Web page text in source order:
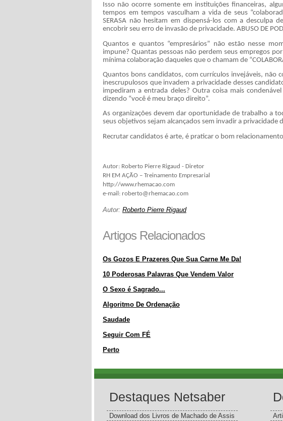
Isso não ocorre somente em instituições financeiras,
tempos em tempos vasculham a vida de seus
SERASA não hesitam em dispensá-los com a desculpa
encobrir seu erro de invasão de privacidade. ABUSO DE
Quantos e quantos “empresários” não estão nesse
impune? Quantas pessoas não perdem seus empregos
mínima colaboração daqueles que o chamam de
Quantos bons candidatos, com currículos invejáveis, não
inescrupulosos que invadem a privacidade desses
impediram a entrada deles? Outra coisa mais
dizendo “você é meu braço direito”.
As organizações devem dar oportunidade de trabalho a
seus objetivos sejam alcançados sem invadir a privacidade
Recrutar candidatos é arte, é praticar o bom
Autor: Roberto Pierre Rigaud - Diretor
RH EM AÇÃO – Treinamento Empresarial
http://www.rhemacao.com
e-mail: roberto@rhemacao.com
Autor: Roberto Pierre Rigaud
Artigos Relacionados
Os Gozos E Prazeres Que Sua Carne Me Da!
10 Poderosas Palavras Que Vendem Valor
O Sexo é Sagrado...
Algoritmo De Ordenação
Saudade
Seguir Com FÉ
Perto
Destaques Netsaber
Download dos Livros de Machado de Assis